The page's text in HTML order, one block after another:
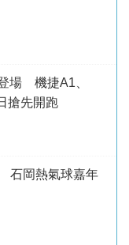
場 機捷A1、
搶先開跑
石岡熱氣球嘉年